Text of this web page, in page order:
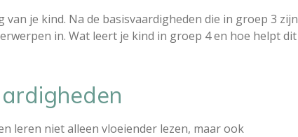
je kind. Na de basisvaardigheden die in groep 3 zijn
in. Wat leert je kind in groep 4 en hoe helpt dit
leren niet alleen vloeiender lezen, maar ook